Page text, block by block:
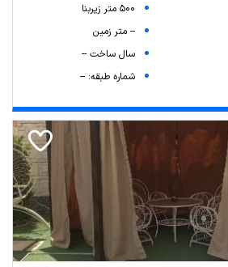
500 متر زیربنا
-- متر زمین
سال ساخت --
شماره طبقه: --